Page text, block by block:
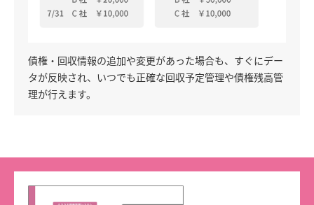
債権・回収情報の追加や変更があった場合も、すぐにデー
タが反映され、いつでも正確な回収予定管理や債権残高管
理が行えます。